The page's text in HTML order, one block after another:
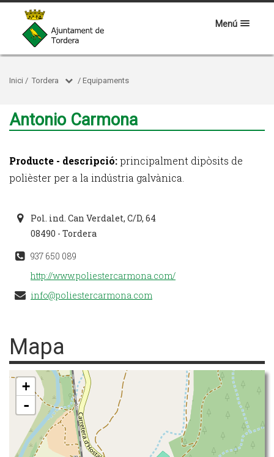
Menú
Inici / Tordera / Equipaments
Antonio Carmona
Producte - descripció:principalment dipòsits de
polièster per a la indústria galvànica.
Pol. ind. Can Verdalet, C/D, 64
08490 - Tordera
937 650 089
http://www.poliestercarmona.com/
info@poliestercarmona.com
Mapa
+
-